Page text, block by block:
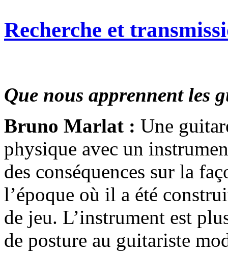
Recherche et
Que nous apprennent les
Bruno Marlat : Une
physique avec un
des conséquences sur la
l’époque où il a été
de jeu. L’instrument est
de posture au guitariste